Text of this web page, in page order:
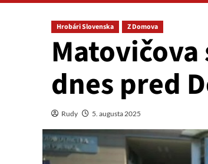
Hrobári Slovenska Z Domova
dnes pred
Rudy 5. augusta 2025